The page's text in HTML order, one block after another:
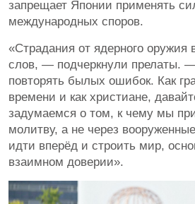
запрещает Японии применять
международных споров.
«Страдания от ядерного оружия
слов, — подчеркнули прелаты.
повторять былых ошибок. Как
времени и как христиане,
задумаемся о том, к чему мы
молитву, а не через
идти вперёд и строить мир,
взаимном доверии».